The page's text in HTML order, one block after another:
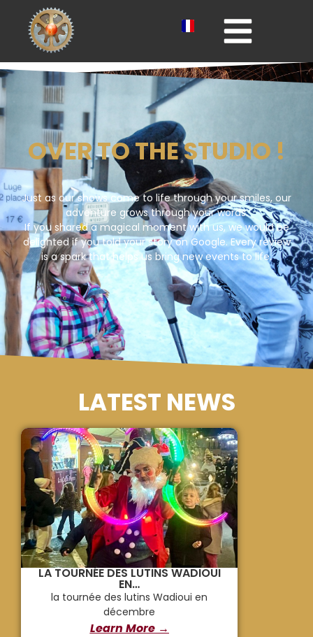
OVER TO THE STUDIO !
Just as our shows come to life through your smiles, our
adventure grows through your words.
If you shared a magical moment with us, we would be
delighted if you told your story on Google. Every review
is a spark that helps us bring new events to life.
LATEST NEWS
LA TOURNÉE DES LUTINS WADIOUI
EN…
la tournée des lutins Wadioui en
décembre
Learn More →